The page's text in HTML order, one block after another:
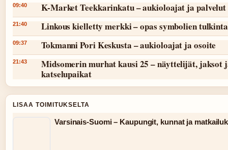
09:40 K-Market Teekkarinkatu – aukioloajat ja palvelut
21:40 Linkous kielletty merkki – opas symbolien
09:37 Tokmanni Pori Keskusta – aukioloajat ja osoite
21:43
Midsomerin murhat kausi 25 – näyttelijät, jaksot
katselupaikat
LISAA TOIMITUKSELTA
Varsinais-Suomi – Kaupungit, kunnat ja